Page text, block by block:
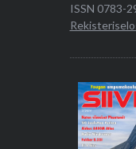
ISSN 0783-